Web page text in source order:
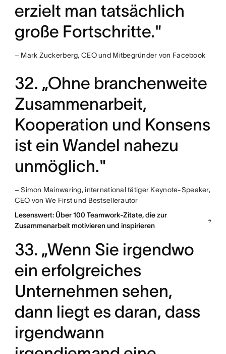
erzielt man tatsächlich
große Fortschritte."
– Mark Zuckerberg, CEO und Mitbegründer von Facebook
32. „Ohne branchenweite
Zusammenarbeit,
Kooperation und Konsens
ist ein Wandel nahezu
unmöglich."
– Simon Mainwaring, international tätiger Keynote-Speaker,
CEO von We First und Bestsellerautor
Lesenswert: Über 100 Teamwork-Zitate, die zur
Zusammenarbeit motivieren und inspirieren
33. „Wenn Sie irgendwo
ein erfolgreiches
Unternehmen sehen,
dann liegt es daran, dass
irgendwann